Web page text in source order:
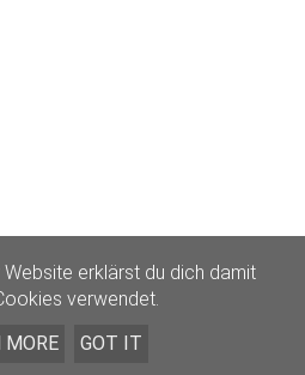
erklärst du dich damit
verwendet.
MORE
GOT IT